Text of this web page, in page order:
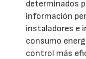
determinados
información
instaladores e
consumo
control más